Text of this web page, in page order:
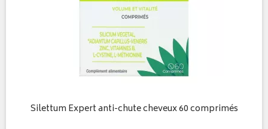
Silettum Expert anti-chute cheveux 60 comprimés